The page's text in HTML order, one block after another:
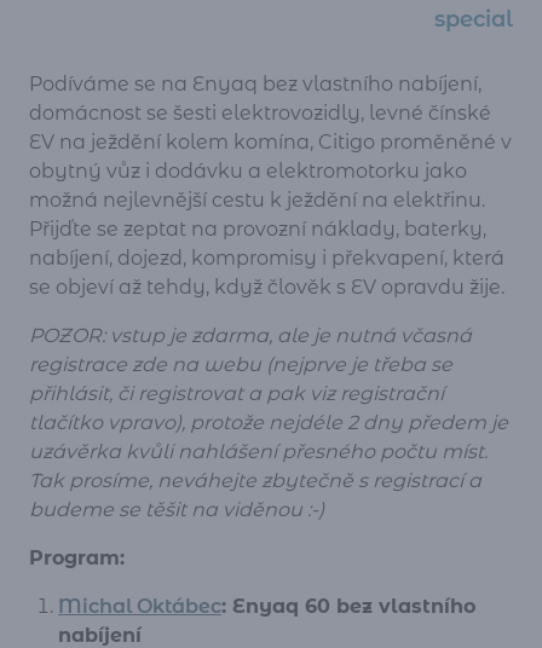
special
Podíváme se na Enyaq bez vlastního nabíjení,
domácnost se šesti elektrovozidly, levné čínské
EV na ježdění kolem komína, Citigo proměněné v
obytný vůz i dodávku a elektromotorku jako
možná nejlevnější cestu k ježdění na elektřinu.
Přijďte se zeptat na provozní náklady, baterky,
nabíjení, dojezd, kompromisy i překvapení, která
se objeví až tehdy, když člověk s EV opravdu žije.
POZOR: vstup je zdarma, ale je nutná včasná
registrace zde na webu (nejprve je třeba se
přihlásit, či registrovat a pak viz registrační
tlačítko vpravo), protože nejdéle 2 dny předem je
uzávěrka kvůli nahlášení přesného počtu míst.
Tak prosíme, neváhejte zbytečně s registrací a
budeme se těšit na viděnou :-)
Program:
Michal Oktábec: Enyaq 60 bez vlastního
nabíjení